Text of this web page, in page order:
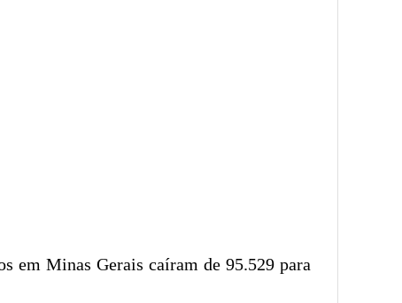
em Minas Gerais caíram de 95.529 para